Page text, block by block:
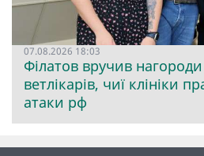
07.08.2026 18:03
Філатов вручив
ветлікарів, чиї клініки
атаки рф